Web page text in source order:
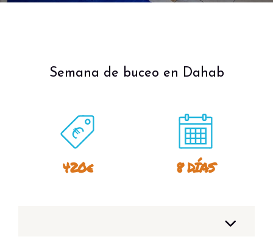
Semana de buceo en Dahab
420€ 8 DÍAS